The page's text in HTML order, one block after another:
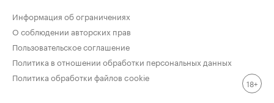
Информация об ограничениях
О соблюдении авторских прав
Пользовательское соглашение
Политика в отношении обработки персональных данных
Политика обработки файлов cookie
18+